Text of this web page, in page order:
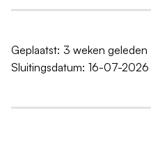
planning
inzicht in kosten van
onderaannemers
Geplaatst: 3 weken geleden
Sluitingsdatum: 16-07-2026